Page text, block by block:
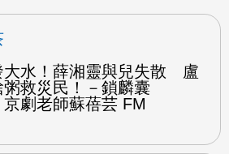
大水！薛湘靈與兒失散 盧
粥救災民！－鎖麟囊
京劇老師蘇蓓芸 FM